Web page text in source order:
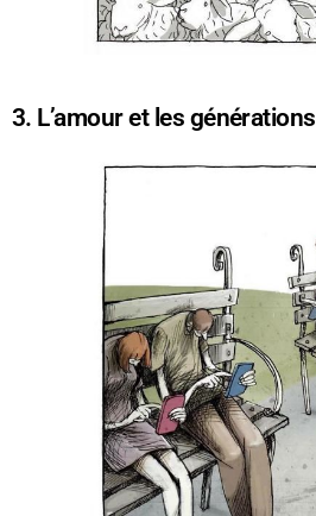
3. L’amour et les générations